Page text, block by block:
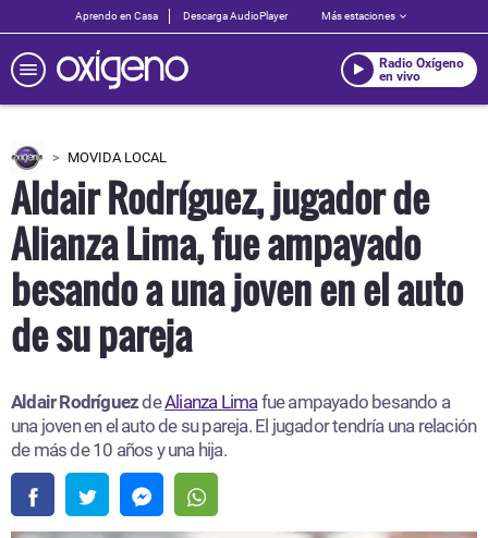
Aprendo en Casa Descarga AudioPlayer Más estaciones
Radio Oxígeno
en vivo
MOVIDA LOCAL
Aldair Rodríguez, jugador de
Alianza Lima, fue ampayado
besando a una joven en el auto
de su pareja
Aldair RodríguezdeAlianza Limafue ampayado besando a
una joven en el auto de su pareja. El jugador tendría una relación
de más de 10 años y una hija.